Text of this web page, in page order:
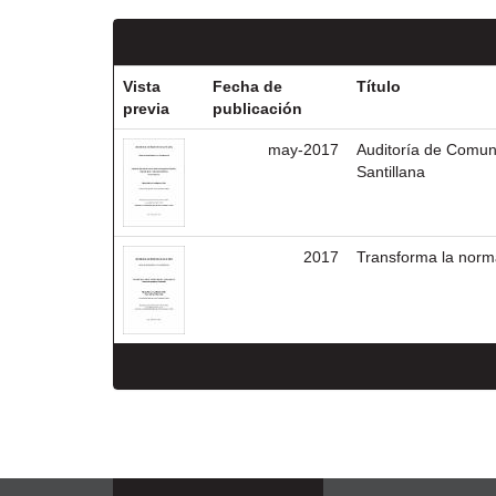
Vista
previa
Fecha de
publicación
Título
may-2017
Auditoría de
Santillana
2017 Transforma la